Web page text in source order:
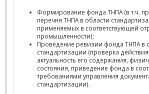
Формирование фонда ТНПА (в т.ч.
перечня ТНПА в области
применяемых в соответствующей
промышленности);
Проведение ревизии фонда ТНПА в
стандартизации (проверка
актуальность его содержания,
состояния, приведение фонда в
требованиями управления
стандартизации).